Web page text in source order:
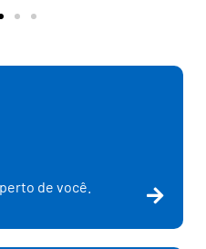
de você.